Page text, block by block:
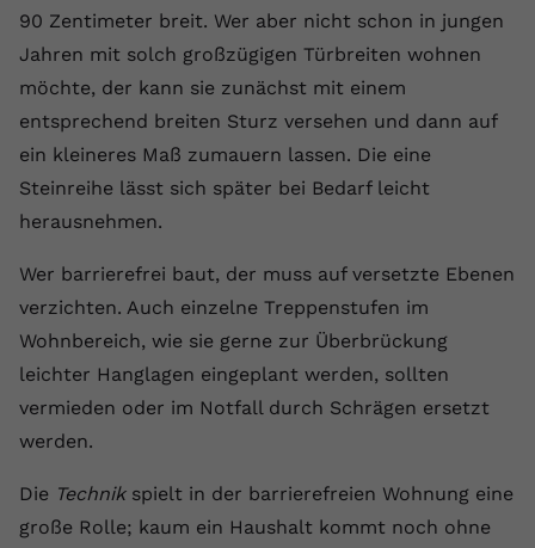
90 Zentimeter breit. Wer aber nicht schon in jungen
Jahren mit solch großzügigen Türbreiten wohnen
möchte, der kann sie zunächst mit einem
entsprechend breiten Sturz versehen und dann auf
ein kleineres Maß zumauern lassen. Die eine
Steinreihe lässt sich später bei Bedarf leicht
herausnehmen.
Wer barrierefrei baut, der muss auf versetzte Ebenen
verzichten. Auch einzelne Treppenstufen im
Wohnbereich, wie sie gerne zur Überbrückung
leichter Hanglagen eingeplant werden, sollten
vermieden oder im Notfall durch Schrägen ersetzt
werden.
Die Technikspielt in der barrierefreien Wohnung eine
große Rolle; kaum ein Haushalt kommt noch ohne